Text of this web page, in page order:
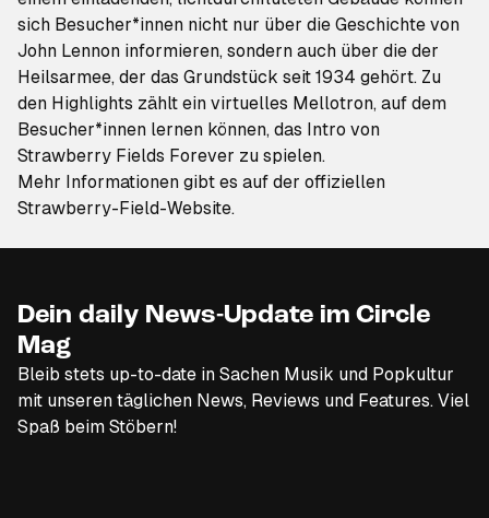
sich Besucher*innen nicht nur über die Geschichte von
John Lennon informieren, sondern auch über die der
Heilsarmee, der das Grundstück seit 1934 gehört. Zu
den Highlights zählt ein virtuelles Mellotron, auf dem
Besucher*innen lernen können, das Intro von
Strawberry Fields Forever zu spielen.
Mehr Informationen gibt es auf der offiziellen
Strawberry-Field-Website.
Dein daily News-Update im Circle
Mag
Bleib stets up-to-date in Sachen Musik und Popkultur
mit unseren täglichen News, Reviews und Features. Viel
Spaß beim Stöbern!